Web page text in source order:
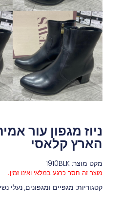
ניוז מגפון עור
הארץ קלאסי
מקט מוצר: 1910BLK
מוצר זה חסר כרגע במלאי ואינו זמין.
קטגוריות: מגפיים ומגפונים,נעלי